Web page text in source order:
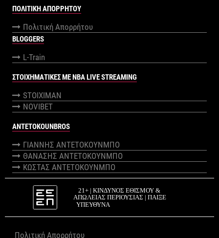
ΠΟΛΙΤΙΚΉ ΑΠΟΡΡΉΤΟΥ
Πολιτική Απορρήτου
BLOGGERS
L-Train
ΣΤΟΙΧΗΜΑΤΙΚΕΣ ΜΕ NBA LIVE STREAMING
STOIXIMAN
NOVIBET
ANTETOKOUNBROS
ΓΙΑΝΝΗΣ ΑΝΤΕΤΟΚΟΥΝΜΠΟ
ΘΑΝΑΣΗΣ ΑΝΤΕΤΟΚΟΥΝΜΠΟ
ΚΩΣΤΑΣ ΑΝΤΕΤΟΚΟΥΝΜΠΟ
Πολιτική Απορρήτου